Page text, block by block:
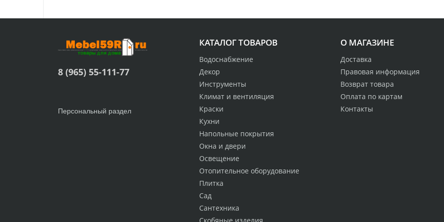
О МАГАЗИНЕ
Доставка
Правовая информация
Возврат товара
Оплата по картам
Контакты
КАТАЛОГ ТОВАРОВ
Водоснабжение
Декор
Инструменты
Климат и вентиляция
Краски
Кухни
Напольные покрытия
Окна и двери
Освещение
Отопительное оборудование
Плитка
Сад
Сантехника
8 (965) 55-111-77
Персональный раздел